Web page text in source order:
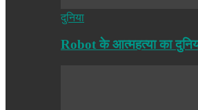
दुनिया
Robot के आत्महत्या का